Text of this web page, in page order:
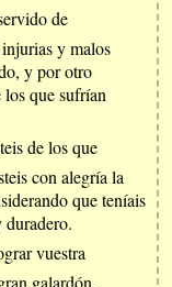
de
y malos
y por otro
los que sufrían
de los que
con alegría la
que teníais
duradero.
vuestra
galardón.